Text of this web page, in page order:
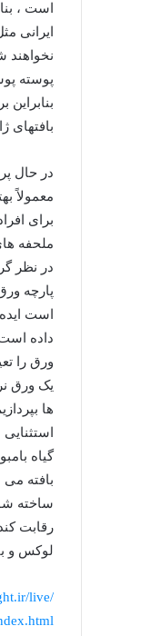
است ،
ایرانی
نخواهند
پوسته
بافتهای
در حال
معمولاً
برای
ملحفه
در نظر
پارچه
است
داده
ورق را
گیاه
بافته
ساخته
رقابت
لوکس و
live/